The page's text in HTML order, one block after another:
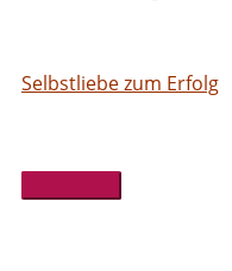
Hauptmenü